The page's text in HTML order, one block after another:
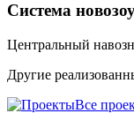
Система
Центральный
Другие
Все